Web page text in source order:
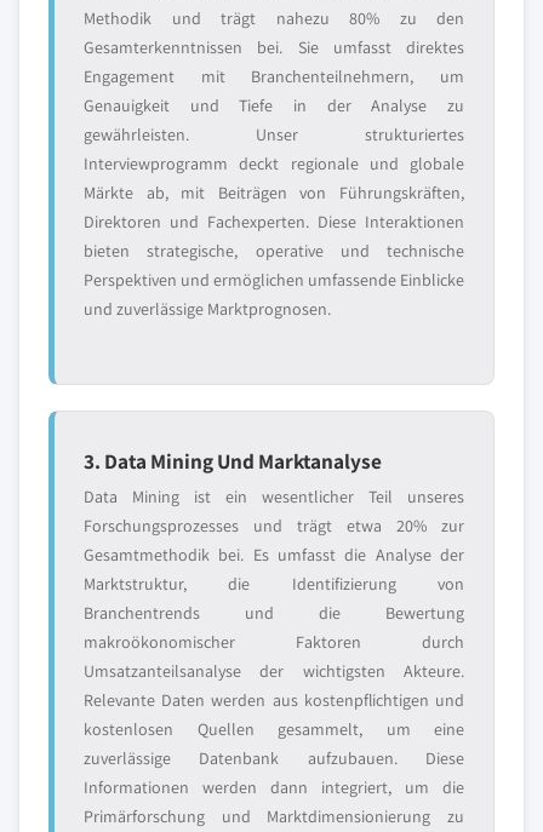
Methodik und trägt nahezu 80% zu den
Gesamterkenntnissen bei. Sie umfasst direktes
Engagement mit Branchenteilnehmern, um
Genauigkeit und Tiefe in der Analyse zu
gewährleisten. Unser strukturiertes
Interviewprogramm deckt regionale und globale
Märkte ab, mit Beiträgen von Führungskräften,
Direktoren und Fachexperten. Diese Interaktionen
bieten strategische, operative und technische
Perspektiven und ermöglichen umfassende Einblicke
und zuverlässige Marktprognosen.
3. Data Mining Und Marktanalyse
Data Mining ist ein wesentlicher Teil unseres
Forschungsprozesses und trägt etwa 20% zur
Gesamtmethodik bei. Es umfasst die Analyse der
Marktstruktur, die Identifizierung von
Branchentrends und die Bewertung
makroökonomischer Faktoren durch
Umsatzanteilsanalyse der wichtigsten Akteure.
Relevante Daten werden aus kostenpflichtigen und
kostenlosen Quellen gesammelt, um eine
zuverlässige Datenbank aufzubauen. Diese
Informationen werden dann integriert, um die
Primärforschung und Marktdimensionierung zu